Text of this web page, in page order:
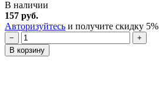
В наличии
157 руб.
Авторизуйтесь и получите скидку 5%
−
+
В корзину